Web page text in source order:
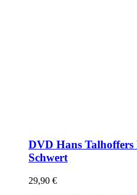
DVD Hans Talhoffers
Schwert
29,90 €